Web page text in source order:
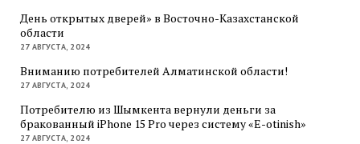
День открытых дверей» в Восточно-Казахстанской
области
27 АВГУСТА, 2024
Вниманию потребителей Алматинской области!
27 АВГУСТА, 2024
Потребителю из Шымкента вернули деньги за
бракованный iPhone 15 Pro через систему «E-otinish»
27 АВГУСТА, 2024